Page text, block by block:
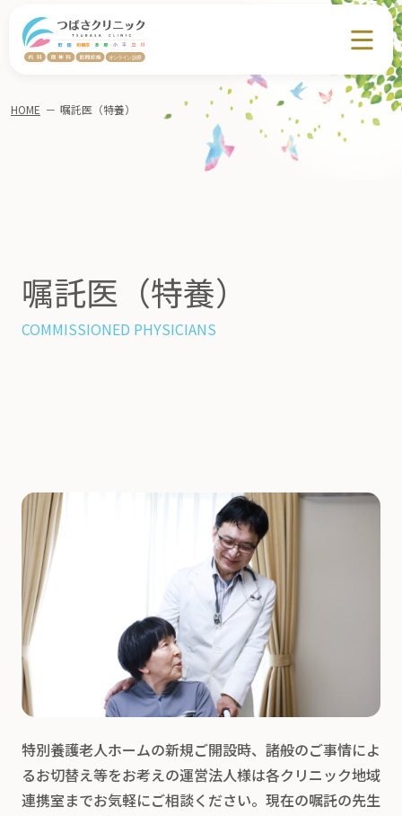
嘱託医（特養）
COMMISSIONED PHYSICIANS
HOME － 嘱託医（特養）
特別養護老人ホームの新規ご開設時、諸般のご事情によ
るお切替え等をお考えの運営法人様は各クリニック地域
連携室までお気軽にご相談ください。現在の嘱託の先生